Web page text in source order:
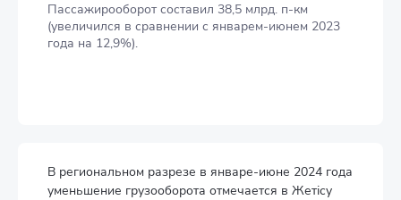
Пассажирооборот составил 38,5 млрд. п-км
(увеличился в сравнении с январем-июнем 2023
года на 12,9%).
В региональном разрезе в январе-июне 2024 года
уменьшение грузооборота отмечается в Жетісу